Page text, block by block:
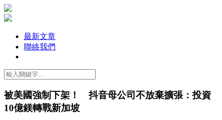
最新文章
聯絡我們
被美國強制下架！ 抖音母公司不放棄擴張：投資
10億鎂轉戰新加坡